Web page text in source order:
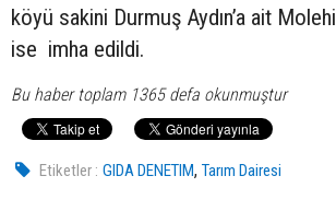
köyü sakini Durmuş Aydın’a ait
ise imha edildi.
Bu haber toplam 1365 defa okunmuştur
Etiketler : GIDA DENETIM,Tarım Dairesi